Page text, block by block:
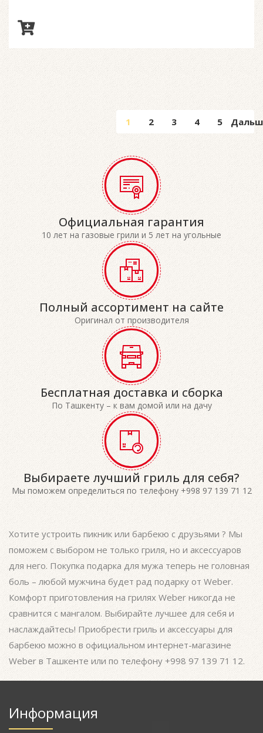
1 2 3 4 5
Официальная гарантия
10 лет на газовые грили и 5 лет на угольные
Полный ассортимент на сайте
Оригинал от производителя
Бесплатная доставка и сборка
По Ташкенту – к вам домой или на дачу
Выбираете лучший гриль для себя?
Мы поможем определиться по телефону +998 97 139 71 12
Хотите устроить пикник или барбекю с друзьями ? Мы
поможем с выбором не только гриля, но и аксессуаров
для него. Покупка подарка для мужа теперь не головная
боль – любой мужчина будет рад подарку от Weber.
Комфорт приготовления на грилях Weber никогда не
сравнится с мангалом. Выбирайте лучшее для себя и
наслаждайтесь! Приобрести гриль и аксессуары для
барбекю можно в официальном интернет-магазине
Weber в Ташкенте или по телефону +998 97 139 71 12.
Информация